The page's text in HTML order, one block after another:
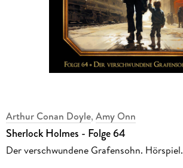
Arthur Conan Doyle, Amy Onn
Sherlock Holmes - Folge 64
Der verschwundene Grafensohn. Hörspiel.